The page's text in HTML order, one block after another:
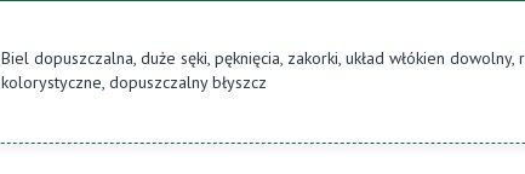
Biel dopuszczalna, duże sęki, pęknięcia, zakorki, układ włókien dowolny,
kolorystyczne, dopuszczalny błyszcz